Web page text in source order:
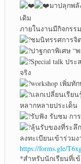
มาปลุกพลั
เดิม
ภายในงานมีกิจกรร
ชมนิทรรศการจิ
ปาฐกถาพิเศษ “
Special talk ปร
จริง
workshop เพิ่มทั
แลกเปลี่ยนเรีย
หลากหลายประเด็น
รับฟัง รับชม กา
ลุ้นรับของที่ระลึ
ลงทะเบียนเข้าร่วม
https://forms.gle/
*สำหรับนักเรียนที่เ